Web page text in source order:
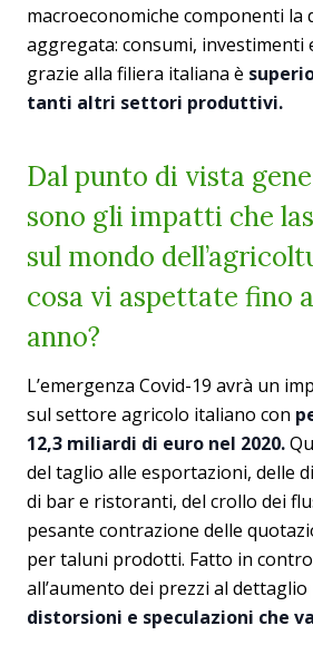
macroeconomiche componenti la
aggregata: consumi, investimenti
grazie alla filiera italiana è
tanti altri settori produttivi.
Dal punto di vista
sono gli impatti che
sul mondo
cosa vi aspettate fino
anno?
L’emergenza Covid-19 avrà un
sul settore agricolo italiano con
12,3 miliardi di euro nel 2020.
del taglio alle esportazioni, delle
di bar e ristoranti, del crollo dei
pesante contrazione delle
per taluni prodotti. Fatto in
all’aumento dei prezzi al
distorsioni e speculazioni che